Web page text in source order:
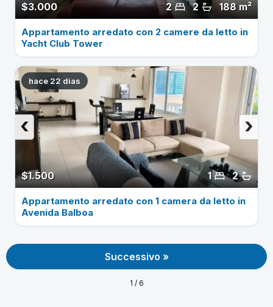
$3.000 188 m²
2
2
Appartamento arredato con 2 camere da letto in
Yacht Club Tower
hace 22 dias
$1.500 2
1
›
‹
Appartamento arredato con 1 camera da letto in
Avenida Balboa
Successivo »
1 / 6